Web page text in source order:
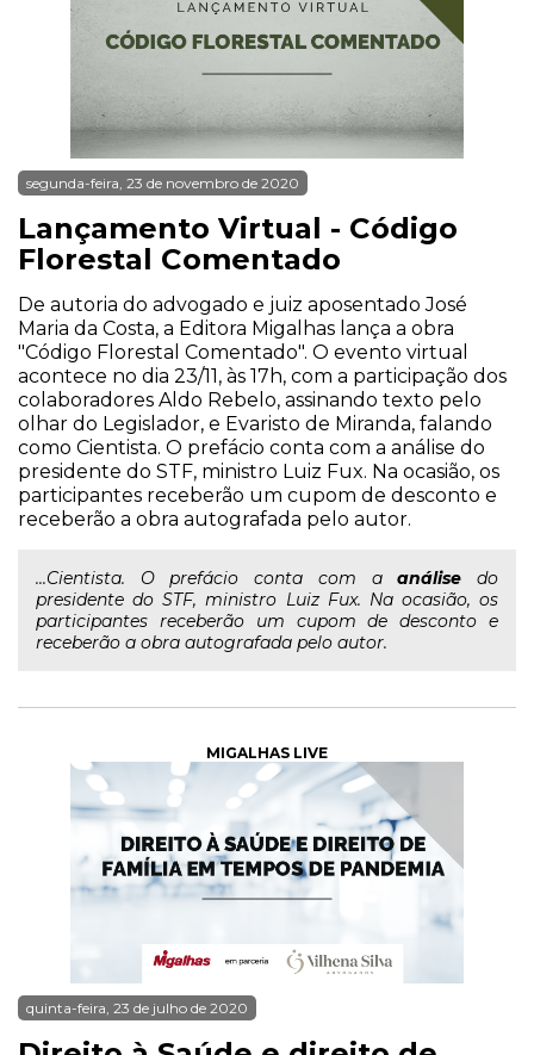
segunda-feira, 23 de novembro de 2020
Lançamento Virtual - Código
Florestal Comentado
De autoria do advogado e juiz aposentado José
Maria da Costa, a Editora Migalhas lança a obra
"Código Florestal Comentado". O evento virtual
acontece no dia 23/11, às 17h, com a participação dos
colaboradores Aldo Rebelo, assinando texto pelo
olhar do Legislador, e Evaristo de Miranda, falando
como Cientista. O prefácio conta com a análise do
presidente do STF, ministro Luiz Fux. Na ocasião, os
participantes receberão um cupom de desconto e
receberão a obra autografada pelo autor.
...Cientista. O prefácio conta com aanálise do
presidente do STF, ministro Luiz Fux. Na ocasião, os
participantes receberão um cupom de desconto e
receberão a obra autografada pelo autor.
MIGALHAS LIVE
quinta-feira, 23 de julho de 2020